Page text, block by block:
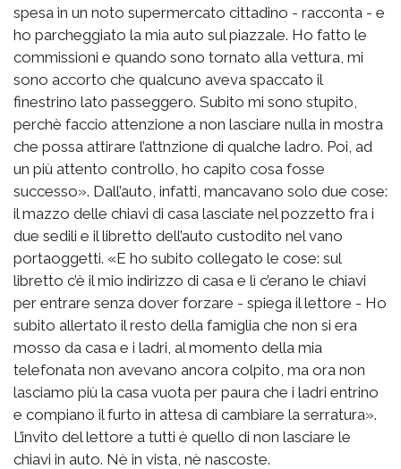
spesa in un noto supermercato cittadino - racconta - e
ho parcheggiato la mia auto sul piazzale. Ho fatto le
commissioni e quando sono tornato alla vettura, mi
sono accorto che qualcuno aveva spaccato il
finestrino lato passeggero. Subito mi sono stupito,
perchè faccio attenzione a non lasciare nulla in mostra
che possa attirare l’attnzione di qualche ladro. Poi, ad
un più attento controllo, ho capito cosa fosse
successo». Dall’auto, infatti, mancavano solo due cose:
il mazzo delle chiavi di casa lasciate nel pozzetto fra i
due sedili e il libretto dell’auto custodito nel vano
portaoggetti. «E ho subito collegato le cose: sul
libretto c’è il mio indirizzo di casa e lì c’erano le chiavi
per entrare senza dover forzare - spiega il lettore - Ho
subito allertato il resto della famiglia che non si era
mosso da casa e i ladri, al momento della mia
telefonata non avevano ancora colpito, ma ora non
lasciamo più la casa vuota per paura che i ladri entrino
e compiano il furto in attesa di cambiare la serratura».
L’invito del lettore a tutti è quello di non lasciare le
chiavi in auto. Nè in vista, nè nascoste.